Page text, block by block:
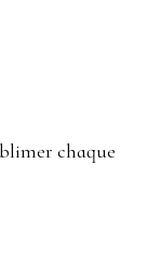
chaque